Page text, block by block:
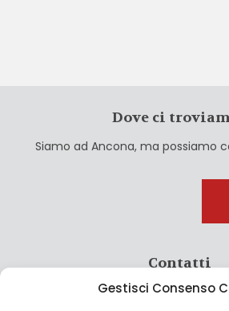
Gestisci Consenso
Dove ci
Siamo ad Ancona, ma possiamo
Contatti